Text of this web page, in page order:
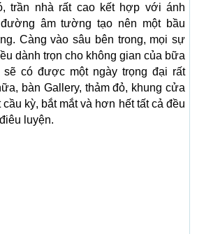
trần nhà rất cao kết hợp với ánh
âm tường tạo nên một bầu
Càng vào sâu bên trong, mọi sự
dành trọn cho không gian của bữa
sẽ có được một ngày trọng đại rất
bàn Gallery, thảm đỏ, khung cửa
kỳ, bắt mắt và hơn hết tất cả đều
luyện.